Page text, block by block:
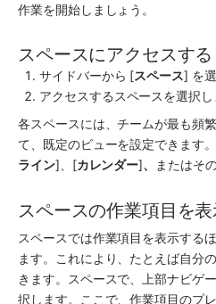
作業を開始しましょう。
スペースにアクセスする
サイドバーから [スペース] を
アクセスするスペースを選択し
各スペースには、チームが最も頻
て、既定のビューを設定できます
ライン]、[カレンダー]、
スペースの作業項目を
スペースでは作業項目を表示する
ます。これにより、たとえば自分
きます。
スペースで、 上部ナビゲ
択します。ここで、作業項目のプ